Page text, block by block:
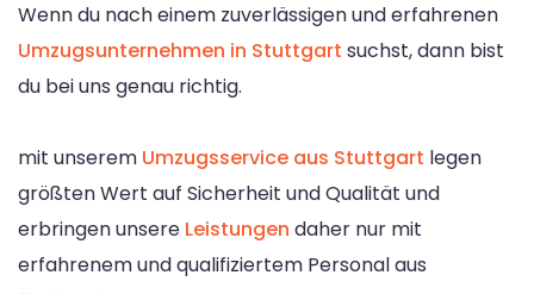
Wenn du nach einem zuverlässigen und erfahrenen
Umzugsunternehmen in Stuttgart suchst, dann bist
du bei uns genau richtig.
mit unserem Umzugsservice aus Stuttgart legen
größten Wert auf Sicherheit und Qualität und
erbringen unsere Leistungen daher nur mit
erfahrenem und qualifiziertem Personal aus